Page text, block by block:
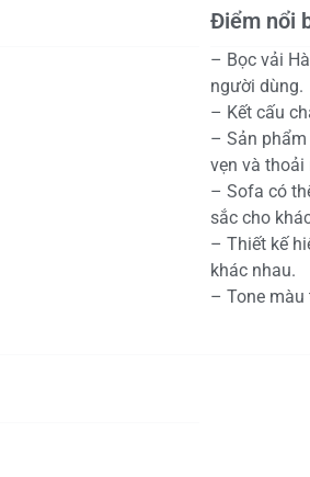
Điểm nổi
– Bọc vải
người dùng.
– Kết cấu
– Sản
vẹn và thoải
– Sofa có
sắc cho
– Thiết kế
khác nhau.
– Tone màu